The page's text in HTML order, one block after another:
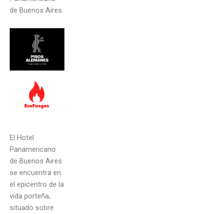
de Buenos Aires.
El Hotel
Panamericano
de Buenos Aires
se encuentra en
el epicentro de la
vida porteña,
situado sobre